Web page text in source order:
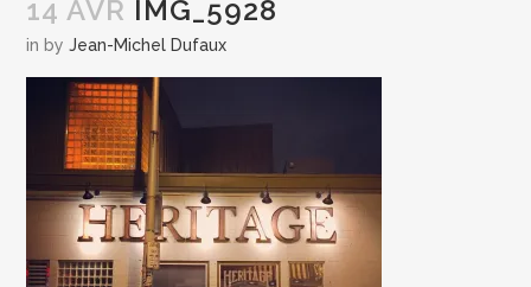
14 AVR IMG_5928
in byJean-Michel Dufaux